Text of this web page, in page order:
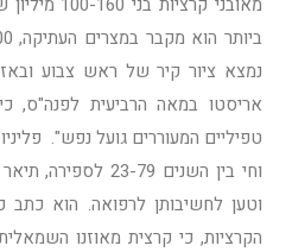
נמצא ציור קיר של ראש צבוע
אריסטו במאה הרביעית לפנה"ס,
טפיליים המעוררים גועל נפש".
וחי בין השנים 23-
וטען לחשיבותן לרפואה. הוא כתב
הקרציות, כי קרצית מאוזנו